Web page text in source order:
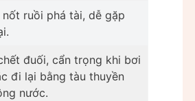
nốt ruồi phá tài, dễ gặp
đuối, cẩn trọng khi bơi
đi lại bằng tàu thuyền
nước.